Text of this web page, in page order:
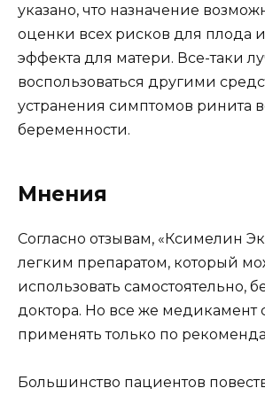
указано, что назначение
оценки всех рисков для плода
эффекта для матери. Все-таки
воспользоваться другими
устранения симптомов ринита
беременности.
Мнения
Согласно отзывам, «Ксимелин
легким препаратом, который
использовать самостоятельно,
доктора. Но все же медикамент
применять только по
Большинство пациентов